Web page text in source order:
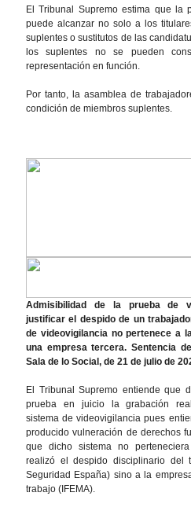
El Tribunal Supremo estima que la
puede alcanzar no solo a los
suplentes o sustitutos de las
los suplentes no se pueden
representación en función.
Por tanto, la asamblea de
condición de miembros suplentes.
Admisibilidad de la prueba de
justificar el despido de un
de videovigilancia no pertenece a
una empresa tercera. Sentencia
Sala de lo Social, de 21 de julio de
El Tribunal Supremo entiende que
prueba en juicio la grabación
sistema de videovigilancia pues
producido vulneración de derechos
que dicho sistema no
realizó el despido disciplinario del
Seguridad España) sino a la
trabajo (IFEMA).